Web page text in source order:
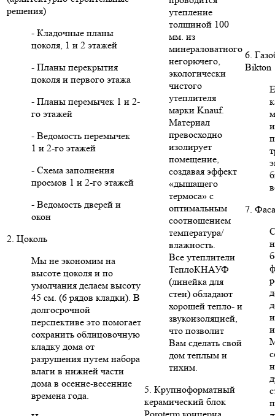
решения)
- Кладочные планы
цоколя, 1 и 2 этажей
- Планы перекрытия
цоколя и первого этажа
- Планы перемычек 1 и 2-
го этажей
- Ведомость перемычек
1 и 2-го этажей
- Схема заполнения
проемов 1 и 2-го этажей
- Ведомость дверей и
окон
2. Цоколь
Мы не экономим на
высоте цоколя и по
умолчания делаем высоту
45 см. (6 рядов кладки). В
долгосрочной
перспективе это помогает
сохранить облицовочную
кладку дома от
разрушения путем набора
влаги в нижней части
дома в осенне-весенние
времена года.
утепление
толщиной 100
мм. из
минераловатного
негорючего,
экологически
чистого
утеплителя
марки Knauf.
Материал
превосходно
изолирует
помещение,
создавая эффект
«дышащего
термоса» с
оптимальным
соотношением
температура/
влажность.
Все утеплители
ТеплоКНАУФ
(линейка для
стен) обладают
хорошей тепло- и
звукоизоляцией,
что позволит
Вам сделать свой
дом теплым и
тихим.
5. Крупноформатный
керамический блок
6.
Bikton
7.